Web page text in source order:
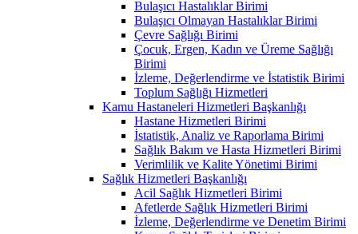
Bulaşıcı Hastalıklar Birimi
Bulaşıcı Olmayan Hastalıklar Birimi
Çevre Sağlığı Birimi
Çocuk, Ergen, Kadın ve Üreme Sağlığı
Birimi
İzleme, Değerlendirme ve İstatistik Birimi
Toplum Sağlığı Hizmetleri
Kamu Hastaneleri Hizmetleri Başkanlığı
Hastane Hizmetleri Birimi
İstatistik, Analiz ve Raporlama Birimi
Sağlık Bakım ve Hasta Hizmetleri Birimi
Verimlilik ve Kalite Yönetimi Birimi
Sağlık Hizmetleri Başkanlığı
Acil Sağlık Hizmetleri Birimi
Afetlerde Sağlık Hizmetleri Birimi
İzleme, Değerlendirme ve Denetim Birimi